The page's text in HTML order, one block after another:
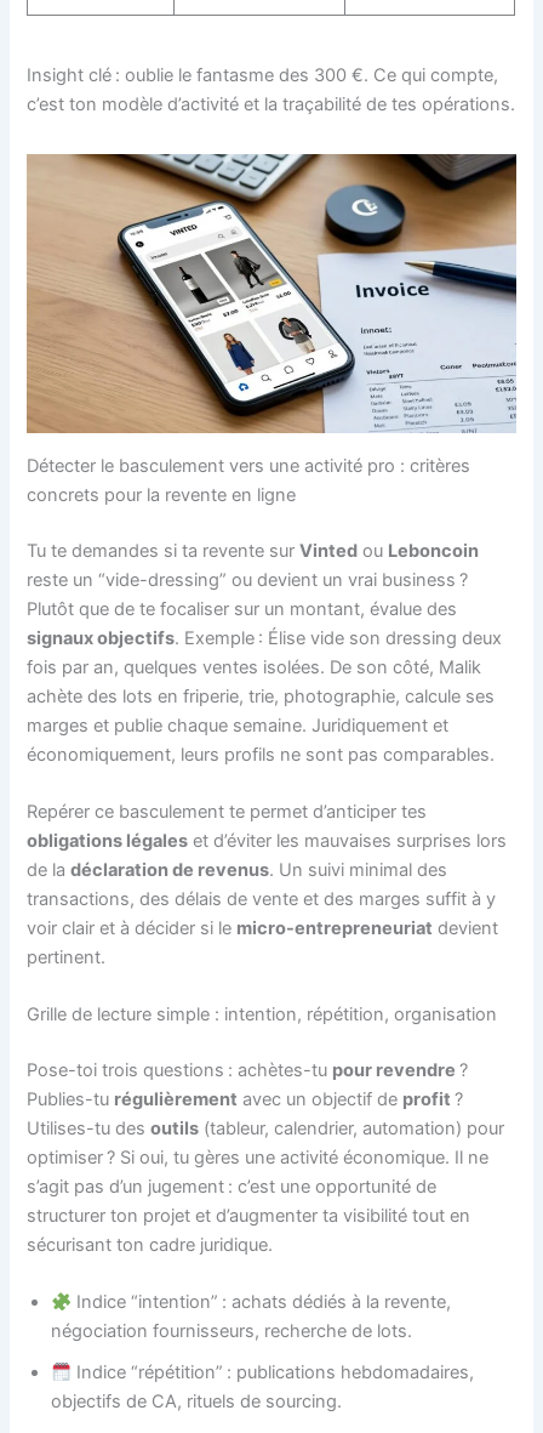
Insight clé : oublie le fantasme des 300 €. Ce qui compte,
c’est ton modèle d’activité et la traçabilité de tes opérations.
Détecter le basculement vers une activité pro : critères
concrets pour la revente en ligne
Tu te demandes si ta revente surVinted ou Leboncoin
reste un “vide-dressing” ou devient un vrai business ?
Plutôt que de te focaliser sur un montant, évalue des
signaux objectifs. Exemple : Élise vide son dressing deux
fois par an, quelques ventes isolées. De son côté, Malik
achète des lots en friperie, trie, photographie, calcule ses
marges et publie chaque semaine. Juridiquement et
économiquement, leurs profils ne sont pas comparables.
Repérer ce basculement te permet d’anticiper tes
obligations légales et d’éviter les mauvaises surprises lors
de ladéclaration de revenus. Un suivi minimal des
transactions, des délais de vente et des marges suffit à y
voir clair et à décider si le micro-entrepreneuriat devient
pertinent.
Grille de lecture simple : intention, répétition, organisation
Pose-toi trois questions : achètes-tu pour revendre ?
Publies-tu régulièrement avec un objectif de profit ?
Utilises-tu desoutils (tableur, calendrier, automation) pour
optimiser ? Si oui, tu gères une activité économique. Il ne
s’agit pas d’un jugement : c’est une opportunité de
structurer ton projet et d’augmenter ta visibilité tout en
sécurisant ton cadre juridique.
Indice “intention” : achats dédiés à la revente,
négociation fournisseurs, recherche de lots.
Indice “répétition” : publications hebdomadaires,
objectifs de CA, rituels de sourcing.